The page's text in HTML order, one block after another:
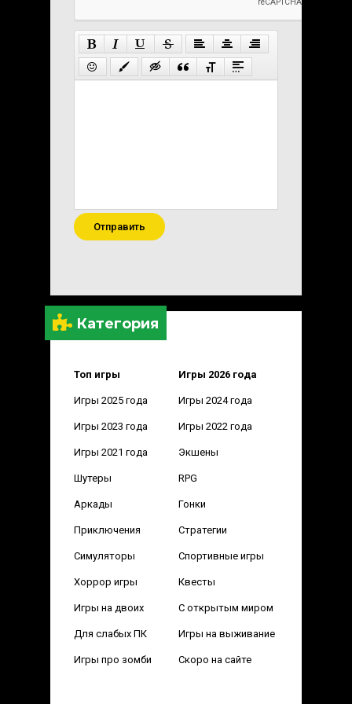
Категория
Топ игры Игры 2026 года
Игры 2025 года Игры 2024 года
Игры 2023 года Игры 2022 года
Игры 2021 года Экшены
Шутеры RPG
Аркады Гонки
Приключения Стратегии
Симуляторы Спортивные игры
Хоррор игры Квесты
Игры на двоих С открытым миром
Для слабых ПК Игры на выживание
Игры про зомби Скоро на сайте
Отправить